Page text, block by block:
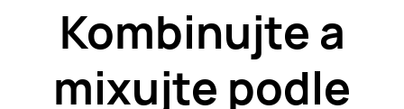
Kombinujte a
mixujte podle